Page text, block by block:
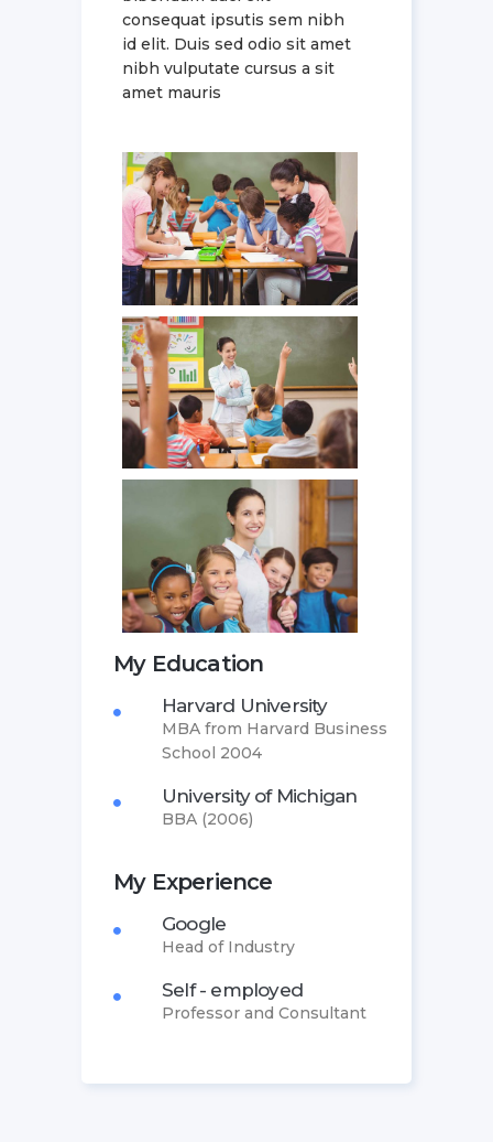
consequat ipsutis sem nibh
id elit. Duis sed odio sit amet
nibh vulputate cursus a sit
amet mauris
My Education
Harvard University
MBA from Harvard Business
School 2004
University of Michigan
BBA (2006)
My Experience
Google
Head of Industry
Self - employed
Professor and Consultant